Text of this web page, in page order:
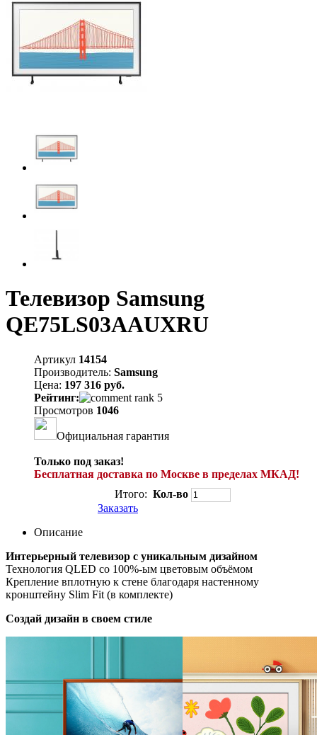
Телевизор Samsung
QE75LS03AAUXRU
Артикул 14154
Производитель: Samsung
Цена: 197 316 руб.
Рейтинг:
Просмотров 1046
Официальная гарантия
Только под заказ!
Бесплатная доставка по Москве в пределах МКАД!
Итого: Кол-во
Заказать
Описание
Интерьерный телевизор с уникальным дизайном
Технология QLED со 100%-ым цветовым объёмом
Крепление вплотную к стене благодаря настенному
кронштейну Slim Fit (в комплекте)
Создай дизайн в своем стиле